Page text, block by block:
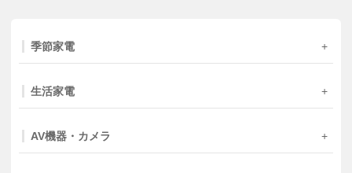
季節家電
生活家電
AV機器・カメラ